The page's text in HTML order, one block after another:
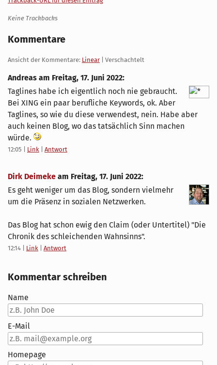
Keine Trackbacks
Kommentare
Ansicht der Kommentare: Linear | Verschachtelt
Andreas am Freitag, 17. Juni 2022:
Taglines habe ich eigentlich noch nie gebraucht.
Bei XING ein paar berufliche Keywords, ok. Aber
Taglines, so wie du diese verwendest, nein. Habe aber
auch keinen Blog, wo das tatsächlich Sinn machen
würde.
12:05 Link Antwort
Dirk Deimeke am Freitag, 17. Juni 2022:
Es geht weniger um das Blog, sondern vielmehr
um die Präsenz in sozialen Netzwerken.
Das Blog hat schon ewig den Claim (oder Untertitel) "Die
Chronik des schleichenden Wahnsinns".
12:14 Link Antwort
Kommentar schreiben
Name
E-Mail
Homepage